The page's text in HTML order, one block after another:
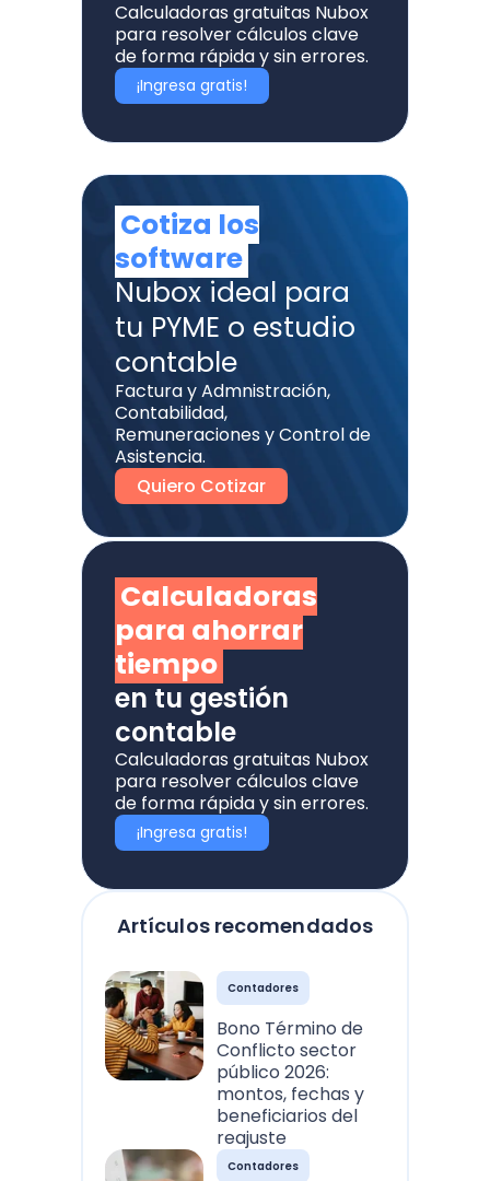
Calculadoras gratuitas Nubox
para resolver cálculos clave
de forma rápida y sin errores.
¡Ingresa gratis!
Artículos recomendados
Contadores
Bono Término de
Conflicto sector
público 2026:
montos, fechas y
beneficiarios del
reajuste
Contadores
Calculadoras
para ahorrar
tiempo
en tu gestión
contable
Calculadoras gratuitas Nubox
para resolver cálculos clave
de forma rápida y sin errores.
¡Ingresa gratis!
Cotiza los
software
Nubox ideal para
tu PYME o estudio
contable
Factura y Admnistración,
Contabilidad,
Remuneraciones y Control de
Asistencia.
Quiero Cotizar